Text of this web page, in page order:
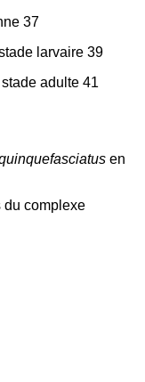
37
larvaire 39
adulte 41
en
du complexe